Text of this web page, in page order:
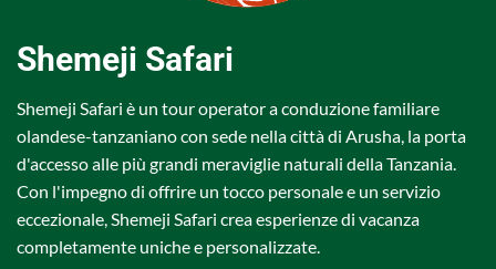
Shemeji Safari
Shemeji Safari è un tour operator a conduzione familiare
olandese-tanzaniano con sede nella città di Arusha, la porta
d'accesso alle più grandi meraviglie naturali della Tanzania.
Con l'impegno di offrire un tocco personale e un servizio
eccezionale, Shemeji Safari crea esperienze di vacanza
completamente uniche e personalizzate.